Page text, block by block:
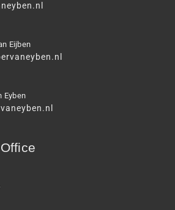
Eijben
Eyben